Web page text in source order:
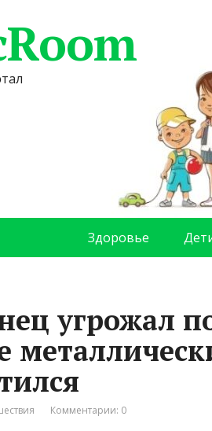
Здоровье
угрожал
Комментарии: 0